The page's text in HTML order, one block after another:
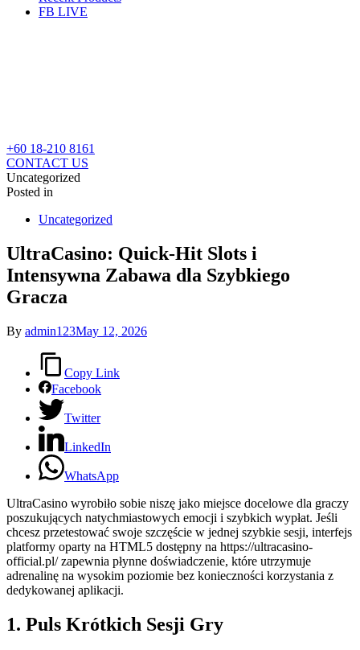
FB LIVE
+60 18-210 8161
CONTACT US
Uncategorized
Posted in
Uncategorized
UltraCasino: Quick‑Hit Slots i
Intensywna Zabawa dla Szybkiego
Gracza
By admin123May 12, 2026
Copy Link
Facebook
Twitter
LinkedIn
WhatsApp
UltraCasino wyrobiło sobie niszę jako miejsce docelowe dla graczy
poszukujących natychmiastowych emocji i szybkich wypłat. Jeśli
chcesz przetestować swoje szczęście w jednej szybkie sesji, interfejs
platformy oparty na HTML5 dostępny na https://ultracasino-
official.pl/ zapewnia płynne doświadczenie, które utrzymuje
adrenalinę na wysokim poziomie bez konieczności korzystania z
dedykowanej aplikacji.
1. Puls Krótkich Sesji Gry